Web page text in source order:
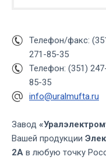
Телефон/факс:
271-85-35
Телефон: (351)
85-35
info@uralmufta.ru
Завод
Вашей продукции
2А в любую точку